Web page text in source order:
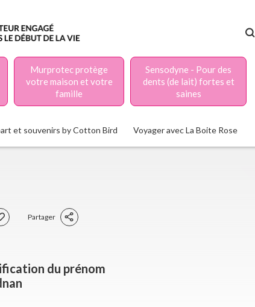
Murprotec protège
votre maison et votre
famille
Sensodyne - Pour des
dents (de lait) fortes et
saines
et souvenirs by Cotton Bird Voyager avec La Boite Rose
Partager
du prénom